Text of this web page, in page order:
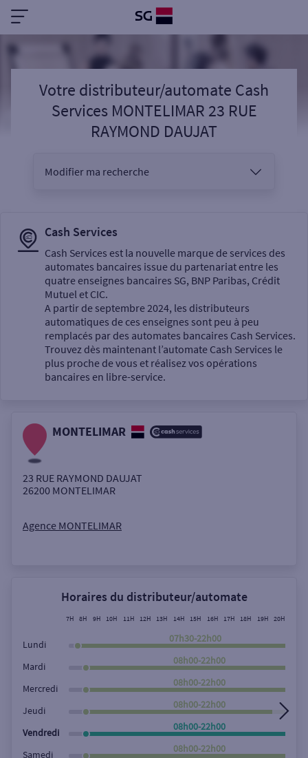
Votre distributeur/automate Cash
Services MONTELIMAR 23 RUE
RAYMOND DAUJAT
Modifier ma recherche
Sélectionnez votre recherche
Un service
Autour de moi
Rechercher
Cash Services
Cash Services est la nouvelle marque de services des
automates bancaires issue du partenariat entre les
quatre enseignes bancaires SG, BNP Paribas, Crédit
Mutuel et CIC.
A partir de septembre 2024, les distributeurs
automatiques de ces enseignes sont peu à peu
remplacés par des automates bancaires Cash Services.
Trouvez dès maintenant l’automate Cash Services le
plus proche de vous et réalisez vos opérations
bancaires en libre-service.
MONTELIMAR
23 RUE RAYMOND DAUJAT
26200 MONTELIMAR
Agence MONTELIMAR
Horaires du distributeur/automate
7H 8H 9H 10H 11H 12H 13H 14H 15H 16H 17H 18H 19H 20H
Lundi
07h30-22h00
Mardi
08h00-22h00
Mercredi
08h00-22h00
Jeudi
08h00-22h00
Vendredi
08h00-22h00
Samedi
08h00-22h00